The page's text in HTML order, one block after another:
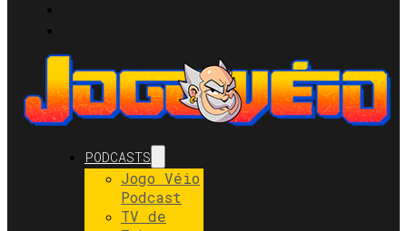
PODCASTS
Jogo Véio
Podcast
TV de